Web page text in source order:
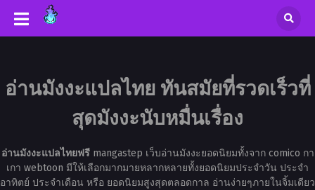
อ่านมังงะแปลไทย ทันสมัยที่รวดเร็วที่
สุดมังงะนับหมื่นเรื่อง
อ่านมังงะแปลไทยฟรีmangastep เว็บอ่านมังงะยอดนิยมทั้งจาก comico กา
เกา webtoon มีให้เลือกมากมายหลากหลายทั้งยอดนิยมประจำวัน ประจำ
อาทิตย์ ประจำเดือน หรือ ยอดนิยมสูงสุดตลอดกาล อ่านง่ายๆภายในจิ้มเดียว